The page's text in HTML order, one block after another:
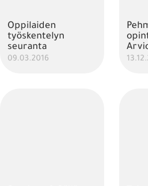
Oppilaiden
työskentelyn
seuranta
09.03.2016